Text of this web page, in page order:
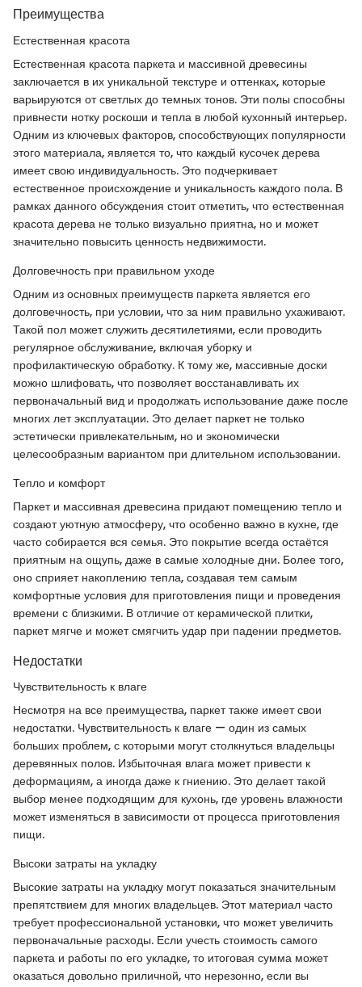
Преимущества
Естественная красота
Естественная красота паркета и массивной древесины
заключается в их уникальной текстуре и оттенках, которые
варьируются от светлых до темных тонов. Эти полы способны
привнести нотку роскоши и тепла в любой кухонный интерьер.
Одним из ключевых факторов, способствующих популярности
этого материала, является то, что каждый кусочек дерева
имеет свою индивидуальность. Это подчеркивает
естественное происхождение и уникальность каждого пола. В
рамках данного обсуждения стоит отметить, что естественная
красота дерева не только визуально приятна, но и может
значительно повысить ценность недвижимости.
Долговечность при правильном уходе
Одним из основных преимуществ паркета является его
долговечность, при условии, что за ним правильно ухаживают.
Такой пол может служить десятилетиями, если проводить
регулярное обслуживание, включая уборку и
профилактическую обработку. К тому же, массивные доски
можно шлифовать, что позволяет восстанавливать их
первоначальный вид и продолжать использование даже после
многих лет эксплуатации. Это делает паркет не только
эстетически привлекательным, но и экономически
целесообразным вариантом при длительном использовании.
Тепло и комфорт
Паркет и массивная древесина придают помещению тепло и
создают уютную атмосферу, что особенно важно в кухне, где
часто собирается вся семья. Это покрытие всегда остаётся
приятным на ощупь, даже в самые холодные дни. Более того,
оно сприяет накоплению тепла, создавая тем самым
комфортные условия для приготовления пищи и проведения
времени с близкими. В отличие от керамической плитки,
паркет мягче и может смягчить удар при падении предметов.
Недостатки
Чувствительность к влаге
Несмотря на все преимущества, паркет также имеет свои
недостатки. Чувствительность к влаге — один из самых
больших проблем, с которыми могут столкнуться владельцы
деревянных полов. Избыточная влага может привести к
деформациям, а иногда даже к гниению. Это делает такой
выбор менее подходящим для кухонь, где уровень влажности
может изменяться в зависимости от процесса приготовления
пищи.
Высоки затраты на укладку
Высокие затраты на укладку могут показаться значительным
препятствием для многих владельцев. Этот материал часто
требует профессиональной установки, что может увеличить
первоначальные расходы. Если учесть стоимость самого
паркета и работы по его укладке, то итоговая сумма может
оказаться довольно приличной, что нерезонно, если вы